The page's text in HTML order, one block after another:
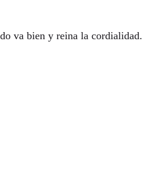
va bien y reina la cordialidad.